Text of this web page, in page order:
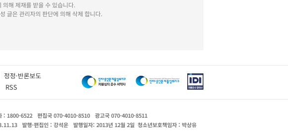
해 제재를 받을 수 있습니다.
글은 관리자의 판단에 의해 삭제 합니다.
정정·반론보도
RSS
: 1800-6522 편집국 070-4010-8510
광고국 070-4010-8511
발행·편집인 : 강석운 발행일자: 2013년 12월 2일 청소년보호책임자 : 박상유